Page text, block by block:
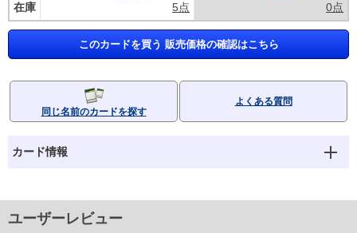
在庫
5点 0点
このカードを買う 販売価格の確認はこちら
同じ名前のカードを探す
よくある質問
カード情報
ユーザーレビュー